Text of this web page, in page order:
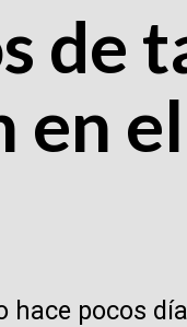
de
en
hace pocos